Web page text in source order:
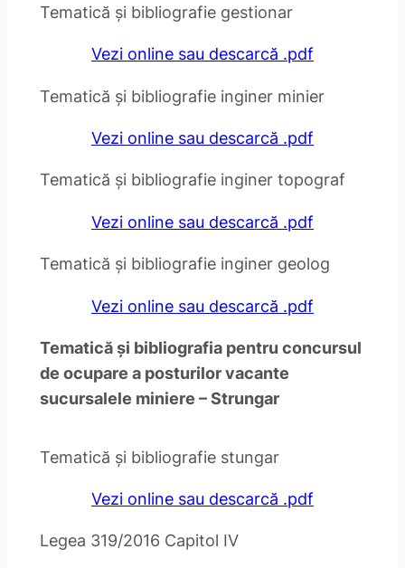
Tematică și bibliografie gestionar
Vezi online sau descarcă .pdf
Tematică și bibliografie inginer minier
Vezi online sau descarcă .pdf
Tematică și bibliografie inginer topograf
Vezi online sau descarcă .pdf
Tematică și bibliografie inginer geolog
Vezi online sau descarcă .pdf
Tematică și bibliografia pentru concursul
de ocupare a posturilor vacante
sucursalele miniere – Strungar
Tematică și bibliografie stungar
Vezi online sau descarcă .pdf
Legea 319/2016 Capitol IV